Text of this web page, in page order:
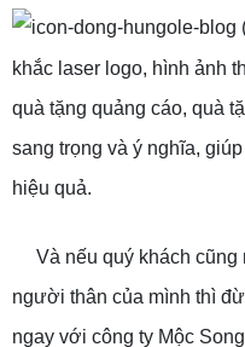
khắc laser logo, hình ảnh
quà tặng quảng cáo, quà
sang trọng và ý nghĩa,
hiệu quả.
Và nếu quý khách cũng
người thân của mình thì
ngay với công ty Mộc